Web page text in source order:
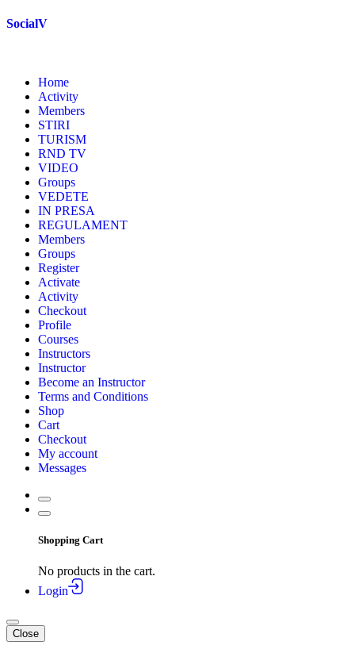
Skip
SocialV
Home
Activity
Members
STIRI
TURISM
RND TV
VIDEO
Groups
VEDETE
IN PRESA
REGULAMENT
Members
Groups
Register
Activate
Activity
Checkout
Profile
Courses
Instructors
Instructor
Become an Instructor
Terms and Conditions
Shop
Cart
Checkout
My account
Messages
Shopping Cart
No products in the cart.
Login
Close